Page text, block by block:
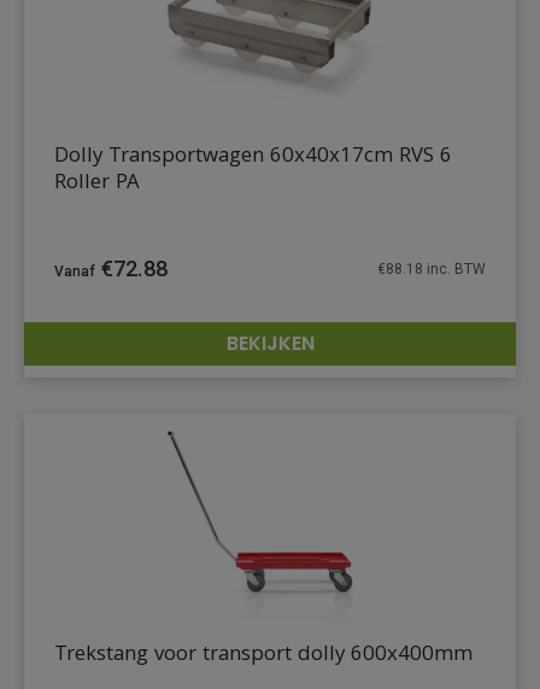
DETAILS
Dolly Transportwagen 60x40x17cm RVS 6
Roller PA
€72.88 €88.18 inc. BTW
BEKIJKEN
Trekstang voor transport dolly 600x400mm